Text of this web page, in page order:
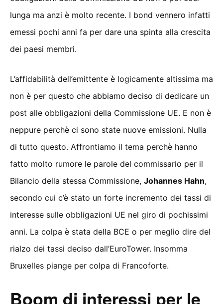
lunga ma anzi è molto recente. I bond vennero infatti
emessi pochi anni fa per dare una spinta alla crescita
dei paesi membri.
L’affidabilità dell’emittente è logicamente altissima ma
non è per questo che abbiamo deciso di dedicare un
post alle obbligazioni della Commissione UE. E non è
neppure perchè ci sono state nuove emissioni. Nulla
di tutto questo. Affrontiamo il tema perchè hanno
fatto molto rumore le parole del commissario per il
Bilancio della stessa Commissione, Johannes Hahn,
secondo cui c’è stato un forte incremento dei tassi di
interesse sulle obbligazioni UE nel giro di pochissimi
anni. La colpa è stata della BCE o per meglio dire del
rialzo dei tassi deciso dall’EuroTower. Insomma
Bruxelles piange per colpa di Francoforte.
Boom di interessi per le